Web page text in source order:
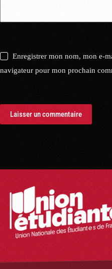
Enregistrer mon nom, mon e-
navigateur pour mon prochain
Laisser un commentaire